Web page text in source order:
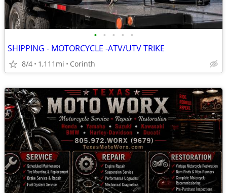
• • • • •
SHIPPING - MOTORCYCLE -ATV/UTV TRIKE
8/4 1,111mi Corinth